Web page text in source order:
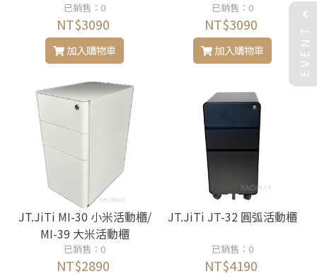
已銷售：0
NT$3090
加入購物車
已銷售：0
NT$3090
加入購物車
JT.JiTi MI-30 小米活動櫃/
MI-39 大米活動櫃
已銷售：0
NT$2890
JT.JiTi JT-32 圓弧活動櫃
已銷售：0
NT$4190
EVENT